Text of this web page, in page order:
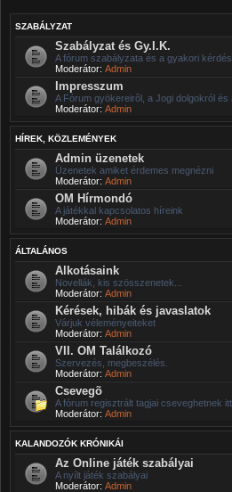
SZABÁLYZAT
Szabályzat és Gy.I.K.
A fórum szabályzata és a gyakori
Moderátor: Admin
Impresszum
A Fórum gyökereirõl, a Jogi dolgokról és
Moderátor: Admin
HÍREK, KÖZLEMÉNYEK
Admin üzenetek
Üzenetek amiket érdemes megnézni
Moderátor: Admin
OM Hírmondó
A játékkal kapcsolatos híreink
Moderátor: Admin
ÁLTALÁNOS
Alkotásaink
Novellák, kis szösszenetek...
Moderátor: Admin
Kérések, hibák és javaslatok
Várjuk véleményeiteket
Moderátor: Admin
VII. OM Találkozó
Szervezés, megbeszélés.
Moderátor: Admin
Csevegõ
A fórum regisztrált tagjai cseveghetnek
Moderátor: Admin
KALANDOZÓK KRÓNIKÁI
Az Online játék szabályai
A nyílt játék szabályai
Moderátor: Admin